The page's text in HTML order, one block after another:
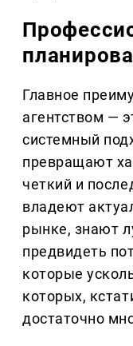
Главное
агентством —
системный
превращают
четкий и
владеют
рынке, знают
предвидеть
которые
которых,
достаточно